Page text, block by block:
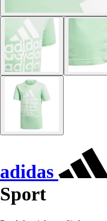
adidas
Sport